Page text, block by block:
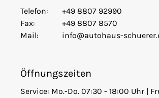
Telefon:
+49 8807 92990
Fax:
+49 8807 8570
Mail:
info@autohaus-
Öffnungszeiten
Service: Mo.-Do. 07:30 - 18:00 Uhr |